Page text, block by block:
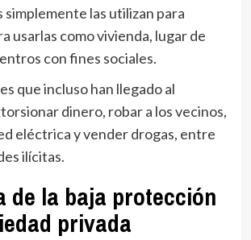
simplemente las utilizan para
usarlas como vivienda, lugar de
con fines sociales.
que incluso han llegado al
dinero, robar a los vecinos,
eléctrica y vender drogas, entre
ilícitas.
de la baja protección
privada